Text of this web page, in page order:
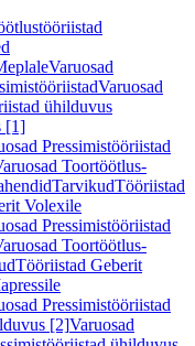
Varuosad
Varuosad
ühilduvus
[1]
Pressimistööriistad
Toortöötlus-
TarvikudTööriistad
Volexile
Pressimistööriistad
Toortöötlus-
Tööriistad Geberit
Pressimistööriistad
[2]Varuosad